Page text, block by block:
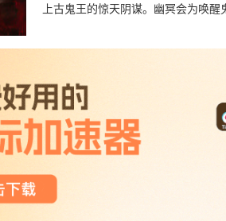
上古鬼王的惊天阴谋。幽冥会为唤